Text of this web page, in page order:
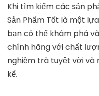
Khi tìm kiếm các sản
Sản Phẩm Tốt là một
bạn có thể khám phá
chính hãng với chất
nghiệm trà tuyệt vời và
kể.